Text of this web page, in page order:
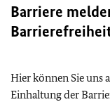
Barriere
Hier können Sie uns
Einhaltung der